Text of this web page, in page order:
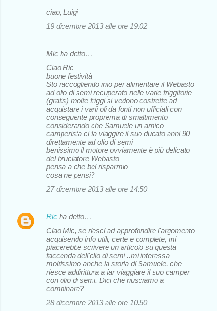
ciao, Luigi
19 dicembre 2013 alle ore 19:02
Mic ha detto…
Ciao Ric
buone festività
Sto raccogliendo info per alimentare il Webasto
ad olio di semi recuperato nelle varie friggitorie
(gratis) molte friggi si vedono costrette ad
acquistare i varii oli da fonti non ufficiali con
conseguente proprema di smaltimento
considerando che Samuele un amico
camperista ci fa viaggire il suo ducato anni 90
direttamente ad olio di semi
benissimo il motore ovviamente è più delicato
del bruciatore Webasto
pensa a che bel risparmio
cosa ne pensi?
27 dicembre 2013 alle ore 14:50
Ric ha detto…
Ciao Mic, se riesci ad approfondire l'argomento
acquisendo info utili, certe e complete, mi
piacerebbe scrivere un articolo su questa
faccenda dell'olio di semi ..mi interessa
moltissimo anche la storia di Samuele, che
riesce addirittura a far viaggiare il suo camper
con olio di semi. Dici che riusciamo a
combinare?
28 dicembre 2013 alle ore 10:50